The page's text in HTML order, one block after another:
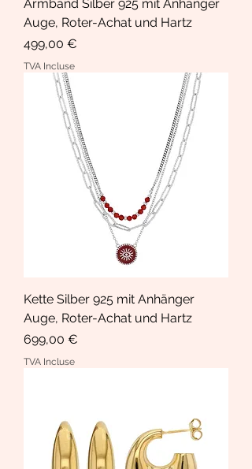
Armband Silber 925 mit Anhänger
Auge, Roter-Achat und Hartz
Prix
499,00 €
TVA Incluse
Kette Silber 925 mit Anhänger
Auge, Roter-Achat und Hartz
Prix
699,00 €
TVA Incluse